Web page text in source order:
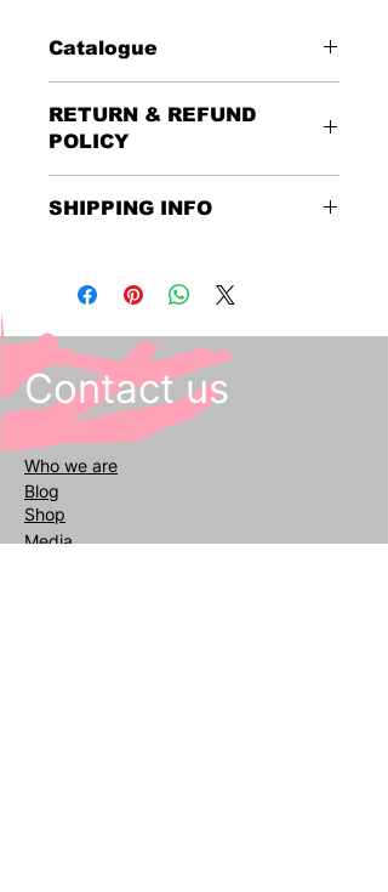
Catalogue
Pittura - Misto su Tela
55 x 45
RETURN & REFUND
POLICY
returns or refunds.
SHIPPING INFO
Contact us
Who we are
Blog
Shop
Media